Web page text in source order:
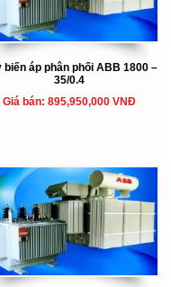
biến áp phân phối ABB 1800 –
35/0.4
Giá bán: 895,950,000 VNĐ